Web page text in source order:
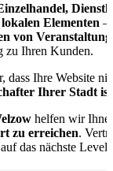
Elementen –
von
zu Ihren Kunden.
dass Ihre Website
Ihrer Stadt ist
helfen wir
zu erreichen.
das nächste Level